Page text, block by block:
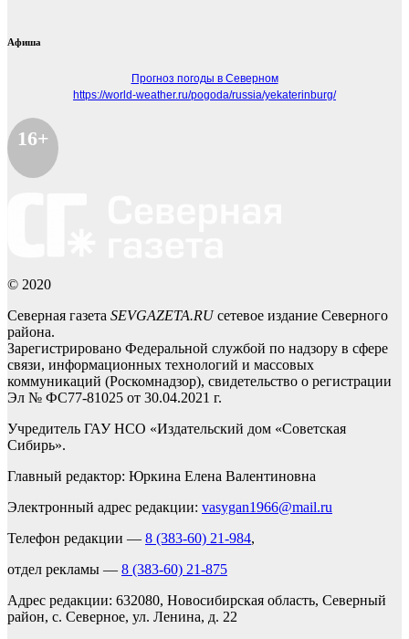
Афиша
Прогноз погоды в Северном
https://world-weather.ru/pogoda/russia/yekaterinburg/
16+
© 2020
Северная газета SEVGAZETA.RUсетевое издание Северного
района.
Зарегистрировано Федеральной службой по надзору в сфере
связи, информационных технологий и массовых
коммуникаций (Роскомнадзор), свидетельство о регистрации
Эл № ФС77-81025 от 30.04.2021 г.
Учредитель ГАУ НСО «Издательский дом «Советская
Сибирь».
Главный редактор: Юркина Елена Валентиновна
Электронный адрес редакции: vasygan1966@mail.ru
Телефон редакции — 8 (383-60) 21-984,
отдел рекламы — 8 (383-60) 21-875
Адрес редакции: 632080, Новосибирская область, Северный
район, с. Северное, ул. Ленина, д. 22